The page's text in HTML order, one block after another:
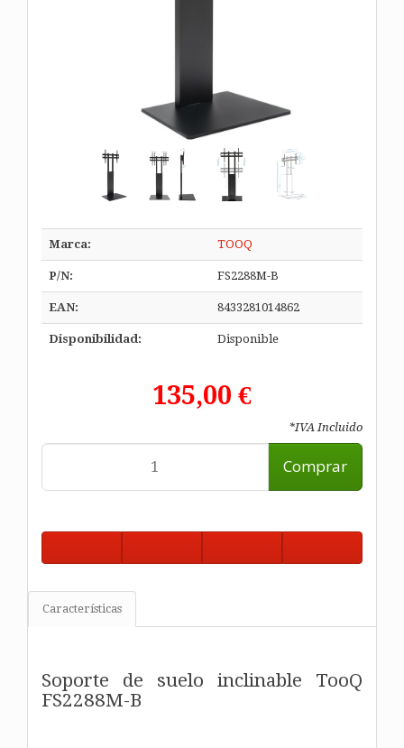
Marca: TOOQ
P/N: FS2288M-B
EAN: 8433281014862
Disponibilidad: Disponible
135,00 €
*IVA Incluido
Comprar
Características
Soporte de suelo inclinable TooQ
FS2288M-B